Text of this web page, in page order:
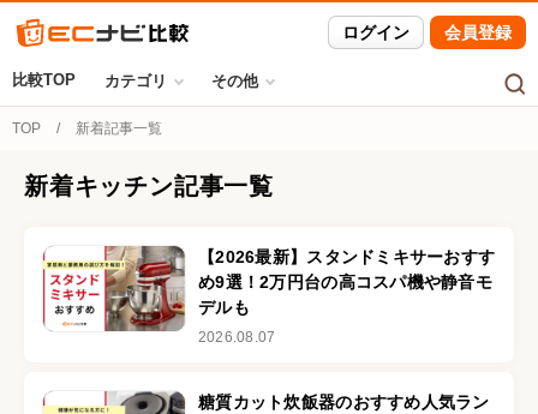
ログイン 会員登録
比較TOP カテゴリ その他
TOP 新着記事一覧
新着キッチン記事一覧
【2026最新】スタンドミキサーおすす
め9選！2万円台の高コスパ機や静音モ
デルも
2026.08.07
糖質カット炊飯器のおすすめ人気ラン